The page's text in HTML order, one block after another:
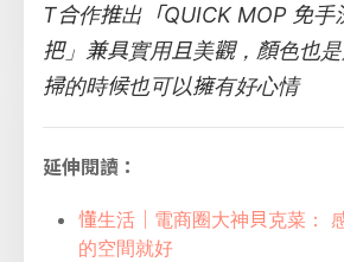
T合作推出「QUICK MOP 免手
把」兼具實用且美觀，顏色也
掃的時候也可以擁有好心情
延伸閱讀：
懂生活｜電商圈大神貝克菜：
的空間就好